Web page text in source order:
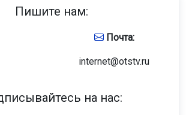
Пишите нам:
Почта:
internet@otstv.ru
на нас: